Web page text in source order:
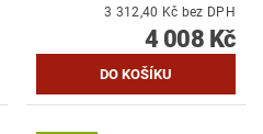
3 312,40 Kč bez DPH
4 008 Kč